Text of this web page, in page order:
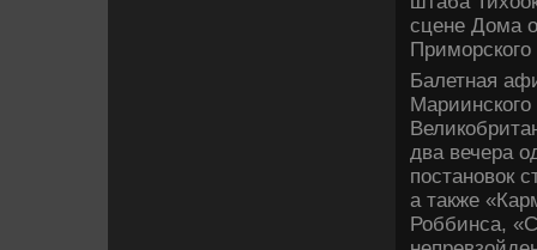
сцене Дома
Приморского
Балетная
два вечера
постановок
а также
Роббинса,